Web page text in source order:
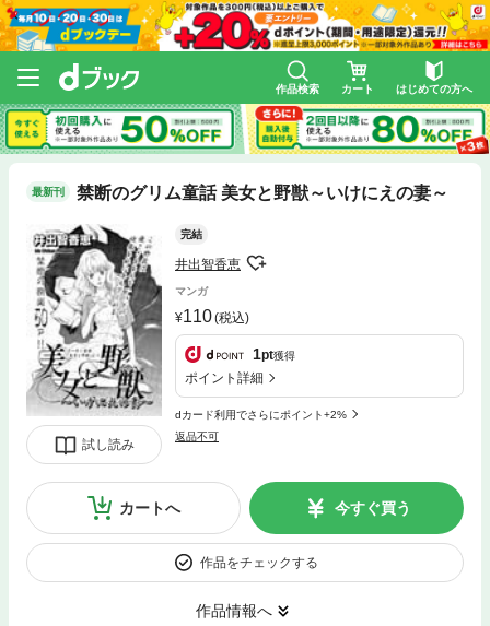
作品検索 カート はじめての方へ
最新刊 禁断のグリム童話 美女と野獣～いけにえの妻～
試し読み
完結
井出智香恵
マンガ
110(税込)
1pt獲得
ポイント詳細
dカード利用でさらにポイント+2%
返品不可
カートへ 今すぐ買う
作品をチェックする
作品情報へ